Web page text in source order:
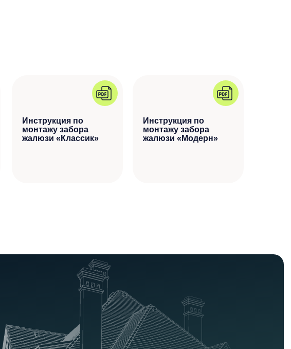
Инструкция по
монтажу забора
жалюзи «Классик»
Инструкция по
монтажу забора
жалюзи «Модерн»